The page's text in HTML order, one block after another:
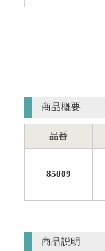
商品概要
品番
85009
商品説明